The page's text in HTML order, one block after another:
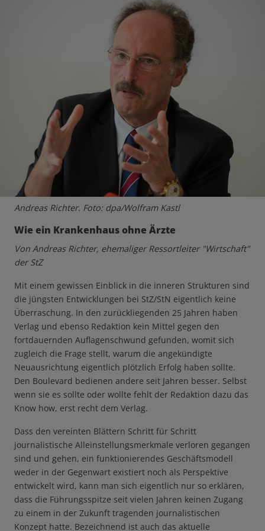
Andreas Richter. Foto: dpa/Wolfram Kastl
Wie ein Krankenhaus ohne Ärzte
Von Andreas Richter, ehemaliger Ressortleiter "Wirtschaft"
der StZ
Mit einem gewissen Einblick in die inneren Strukturen sind
die jüngsten Entwicklungen bei StZ/StN eigentlich keine
Überraschung. In den zurückliegenden 25 Jahren haben
Verlag und ebenso Redaktion kein Mittel gegen den
fortdauernden Auflagenschwund gefunden, womit sich
zugleich die Frage stellt, warum die angekündigte
Neuausrichtung eigentlich plötzlich Erfolg haben sollte.
Den Boulevard bedienen andere seit Jahren besser. Selbst
wenn sie es sollte oder wollte fehlt der Redaktion dazu das
Know how, erst recht dem Verlag.
Dass den vereinten Blättern Schritt für Schritt
journalistische Alleinstellungsmerkmale verloren gegangen
sind und gehen, ein funktionierendes Geschäftsmodell
weder in der Gegenwart existiert noch als Perspektive
entwickelt wird, kann man sich eigentlich nur so erklären,
dass die Führungsspitze seit vielen Jahren keinen Zugang
zu einem in der Zukunft tragenden journalistischen
Konzept hatte. Bezeichnend ist auch das aktuelle